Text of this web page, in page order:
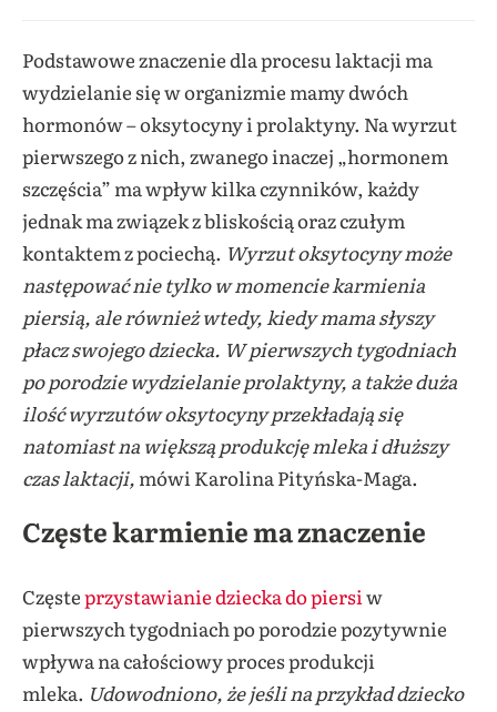
Podstawowe znaczenie dla procesu laktacji ma
wydzielanie się w organizmie mamy dwóch
hormonów – oksytocyny i prolaktyny. Na wyrzut
pierwszego z nich, zwanego inaczej „hormonem
szczęścia” ma wpływ kilka czynników, każdy
jednak ma związek z bliskością oraz czułym
kontaktem z pociechą. Wyrzut oksytocyny może
następować nie tylko w momencie karmienia
piersią, ale również wtedy, kiedy mama słyszy
płacz swojego dziecka. W pierwszych tygodniach
po porodzie wydzielanie prolaktyny, a także duża
ilość wyrzutów oksytocyny przekładają się
natomiast na większą produkcję mleka i dłuższy
czas laktacji, mówi Karolina Pityńska-Maga.
Częste karmienie ma znaczenie
Częsteprzystawianie dziecka do piersiw
pierwszych tygodniach po porodzie pozytywnie
wpływa na całościowy proces produkcji
mleka. Udowodniono, że jeśli na przykład dziecko